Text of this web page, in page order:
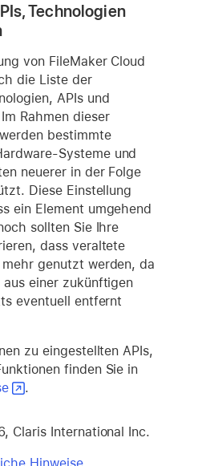
Technologien
von FileMaker Cloud
die Liste der
APIs und
Rahmen dieser
bestimmte
Systeme und
neuerer in der Folge
Diese Einstellung
ein Element umgehend
sollten Sie Ihre
dass veraltete
genutzt werden, da
aus einer zukünftigen
eventuell entfernt
zu eingestellten APIs,
finden Sie in
.
Claris International Inc.
Hinweise